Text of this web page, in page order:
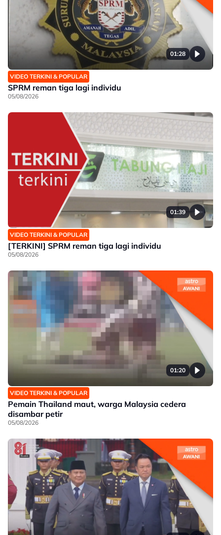
01:28
VIDEO TERKINI & POPULAR
SPRM reman tiga lagi individu
05/08/2026
01:39
VIDEO TERKINI & POPULAR
[TERKINI] SPRM reman tiga lagi individu
05/08/2026
01:20
VIDEO TERKINI & POPULAR
Pemain Thailand maut, warga Malaysia cedera
disambar petir
05/08/2026